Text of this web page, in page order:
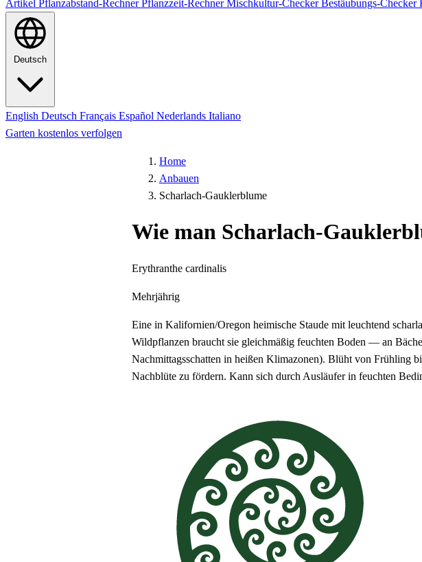
Artikel Pflanzabstand-RechnerPflanzzeit-RechnerMischkultur-CheckerBestäubungs-Checker
Deutsch
English Deutsch Français Español Nederlands Italiano
Garten kostenlos verfolgen
Home
Anbauen
Scharlach-Gauklerblume
Wie man Scharlach-
Erythranthe cardinalis
Mehrjährig
Eine in Kalifornien/Oregon heimische Staude mit leuchtend
Wildpflanzen braucht sie gleichmäßig feuchten Boden — an
Nachmittagsschatten in heißen Klimazonen). Blüht von Frühling
Nachblüte zu fördern. Kann sich durch Ausläufer in feuchten